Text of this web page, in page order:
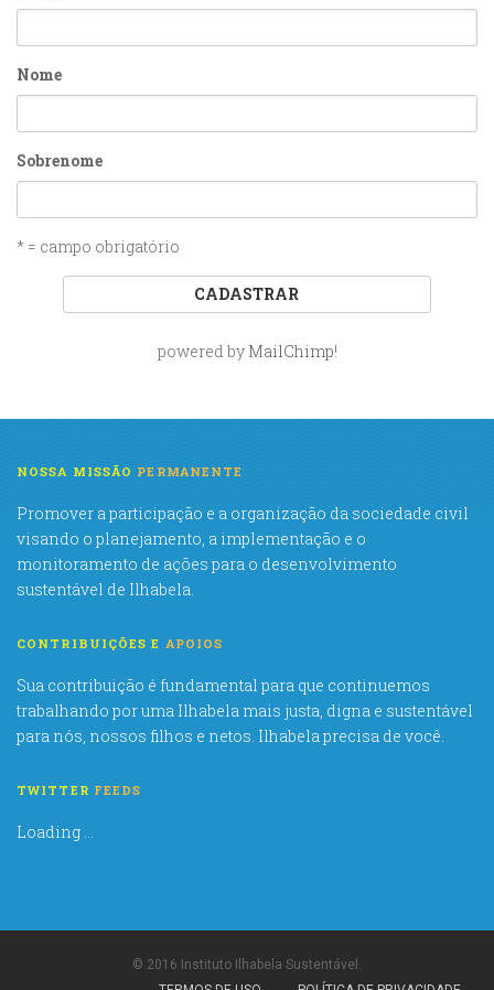
Nome
Sobrenome
* = campo obrigatório
powered by MailChimp!
NOSSA MISSÃO PERMANENTE
Promover a participação e a organização da sociedade civil
visando o planejamento, a implementação e o
monitoramento de ações para o desenvolvimento
sustentável de Ilhabela.
CONTRIBUIÇÕES E APOIOS
Sua contribuição é fundamental para que continuemos
trabalhando por uma Ilhabela mais justa, digna e sustentável
para nós, nossos filhos e netos. Ilhabela precisa de você.
TWITTER FEEDS
Loading ...
© 2016 Instituto Ilhabela Sustentável.